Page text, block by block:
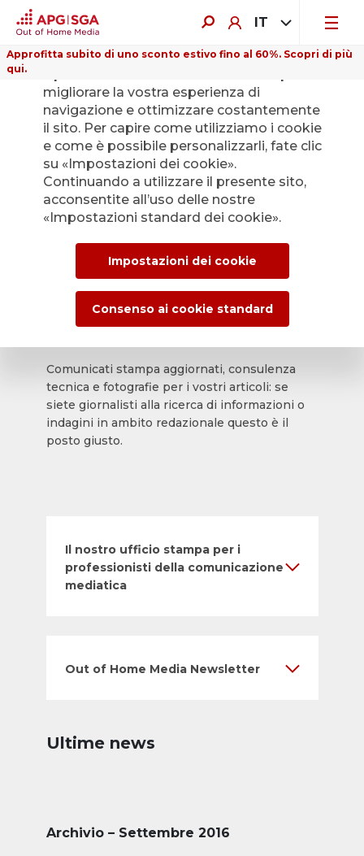
IT
Approfitta subito di uno sconto estivo fino al 60%. Scopri di più
qui.
Indietro
L’Ufficio stampa di
APG|SGA per le
news e i comunicati
stampa.
Comunicati stampa aggiornati, consulenza
tecnica e fotografie per i vostri articoli: se
siete giornalisti alla ricerca di informazioni o
indagini in ambito redazionale questo è il
posto giusto.
Il nostro ufficio stampa per i
professionisti della comunicazione
mediatica
Out of Home Media Newsletter
Ultime news
Archivio – Settembre 2016
migliorare la vostra esperienza di
navigazione e ottimizzare costantemente
il sito. Per capire come utilizziamo i cookie
e come è possibile personalizzarli, fate clic
su «Impostazioni dei cookie».
Continuando a utilizzare il presente sito,
acconsentite all’uso delle nostre
«Impostazioni standard dei cookie».
Impostazioni dei cookie
Consenso ai cookie standard